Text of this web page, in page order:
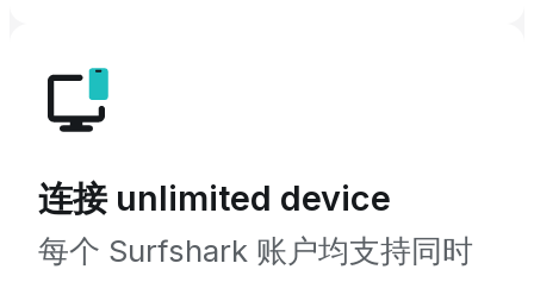
连接 unlimited device
每个 Surfshark 账户均支持同时